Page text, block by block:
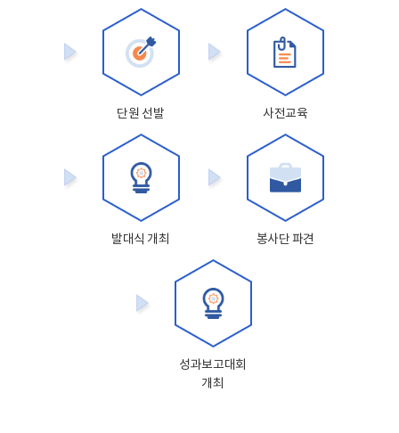
단원 선발 사전교육
발대식 개최 봉사단 파견
성과보고대회
개최